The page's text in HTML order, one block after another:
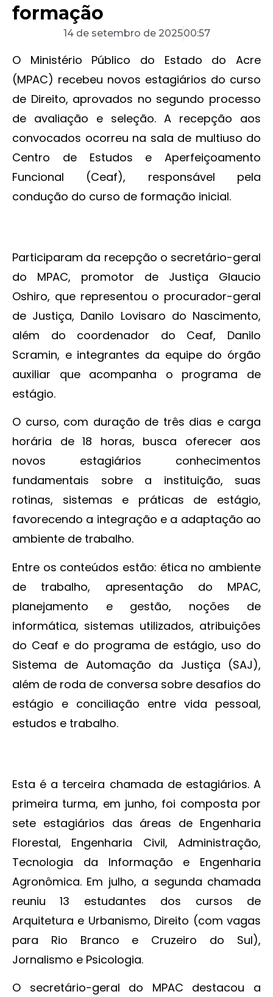
formação
14 de setembro de 202500:57
O Ministério Público do Estado do Acre
(MPAC) recebeu novos estagiários do curso
de Direito, aprovados no segundo processo
de avaliação e seleção. A recepção aos
convocados ocorreu na sala de multiuso do
Centro de Estudos e Aperfeiçoamento
Funcional (Ceaf), responsável pela
condução do curso de formação inicial.
Participaram da recepção o secretário-geral
do MPAC, promotor de Justiça Glaucio
Oshiro, que representou o procurador-geral
de Justiça, Danilo Lovisaro do Nascimento,
além do coordenador do Ceaf, Danilo
Scramin, e integrantes da equipe do órgão
auxiliar que acompanha o programa de
estágio.
O curso, com duração de três dias e carga
horária de 18 horas, busca oferecer aos
novos estagiários conhecimentos
fundamentais sobre a instituição, suas
rotinas, sistemas e práticas de estágio,
favorecendo a integração e a adaptação ao
ambiente de trabalho.
Entre os conteúdos estão: ética no ambiente
de trabalho, apresentação do MPAC,
planejamento e gestão, noções de
informática, sistemas utilizados, atribuições
do Ceaf e do programa de estágio, uso do
Sistema de Automação da Justiça (SAJ),
além de roda de conversa sobre desafios do
estágio e conciliação entre vida pessoal,
estudos e trabalho.
Esta é a terceira chamada de estagiários. A
primeira turma, em junho, foi composta por
sete estagiários das áreas de Engenharia
Florestal, Engenharia Civil, Administração,
Tecnologia da Informação e Engenharia
Agronômica. Em julho, a segunda chamada
reuniu 13 estudantes dos cursos de
Arquitetura e Urbanismo, Direito (com vagas
para Rio Branco e Cruzeiro do Sul),
Jornalismo e Psicologia.
O secretário-geral do MPAC destacou a